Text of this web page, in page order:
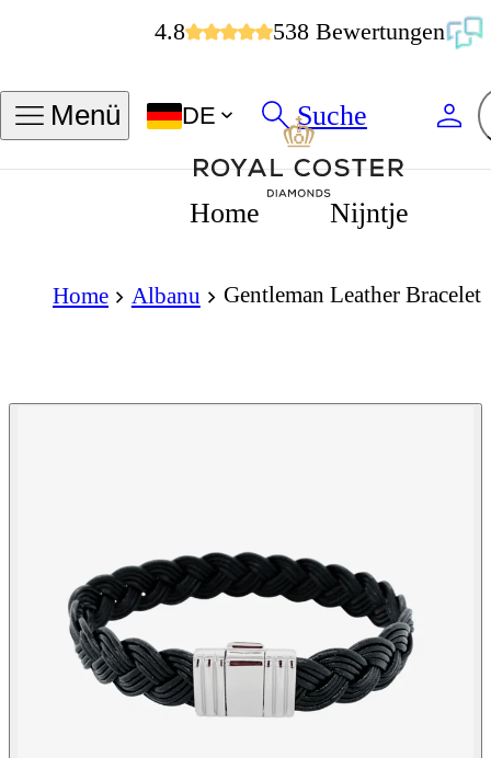
4.8 538 Bewertungen
Menü DE Suche
Home Nijntje
Home Albanu Gentleman Leather Bracelet